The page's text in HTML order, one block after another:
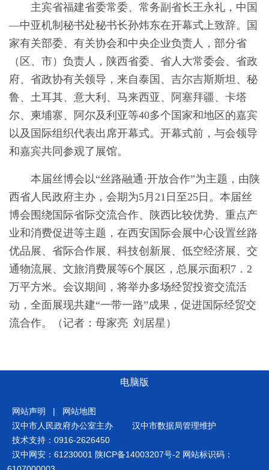
主宾省福建省委常委、常务副省长王永礼，中国
—中亚机制秘书处秘书长孙炜东在开幕式上致辞。国
家有关部委、有关协会和中央企业负责人，部分省
（区、市）负责人，陕西省委、省人大常委会、省政
府、省政协有关领导，来自泰国、吉尔吉斯斯坦、秘
鲁、土耳其、意大利、马来西亚、阿塞拜疆、卡塔
尔、柬埔寨、阿尔及利亚等40多个国家和地区的嘉宾
以及国际组织代表出席开幕式。开幕式前，与会领导
和嘉宾共同参观了展馆。
本届丝博会以“丝路融通·开放合作”为主题，由陕
西省人民政府主办，会期为5月21日至25日。本届丝
博会围绕国际省际交流合作、陕西比较优势、重点产
业和消费促进等主题，在西安国际会展中心设置丝路
优品展、省际合作展、科技创新展、低空经济展、交
通物流展、文旅消费展等6个展区，总展示面积7．2
万平方米。会议期间，将举办多场经贸投资交流活
动，全面展现共建“一带一路”成果，促进国际经贸交
流合作。（记者：母家亮 刘居星）
电脑版
网站声明 |
网站地图
汉中市人民政府办公室主办
汉中市数据局管理维护
技术支持：0916-2626450
汉中网安：61230001 陕ICP备14003207号-2 网站标识码：